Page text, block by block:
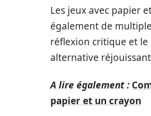
Les jeux avec papier
également de
réflexion critique et
alternative
A lire également :
papier et un crayon